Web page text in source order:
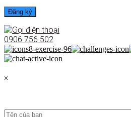
Đăng ký
0906 756 502
×